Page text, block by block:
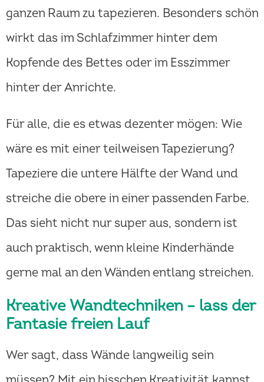
ganzen Raum zu tapezieren. Besonders schön
wirkt das im Schlafzimmer hinter dem
Kopfende des Bettes oder im Esszimmer
hinter der Anrichte.
Für alle, die es etwas dezenter mögen: Wie
wäre es mit einer teilweisen Tapezierung?
Tapeziere die untere Hälfte der Wand und
streiche die obere in einer passenden Farbe.
Das sieht nicht nur super aus, sondern ist
auch praktisch, wenn kleine Kinderhände
gerne mal an den Wänden entlang streichen.
Kreative Wandtechniken – lass der
Fantasie freien Lauf
Wer sagt, dass Wände langweilig sein